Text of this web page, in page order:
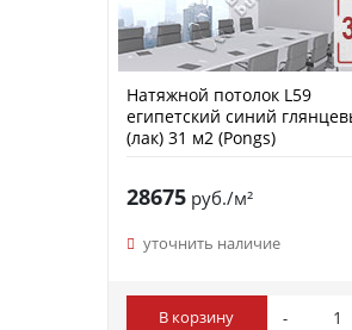
Натяжной потолок L59
египетский синий
(лак) 31 м2 (Pongs)
28675руб./м²
уточнить наличие
В корзину